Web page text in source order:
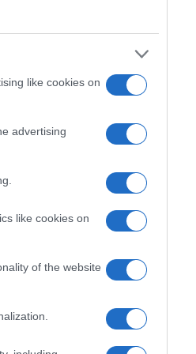
like cookies on
advertising
like cookies on
of the website
υπογραφή συμφωνίας
, χαρακτηρίζοντάς την
δημιουργούν
τη σημασία της
συνεργάζονται, η γνώση